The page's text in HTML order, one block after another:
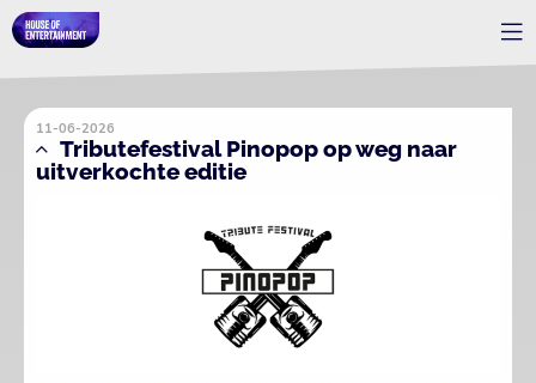
11-06-2026
Tributefestival Pinopop op weg naar
uitverkochte editie